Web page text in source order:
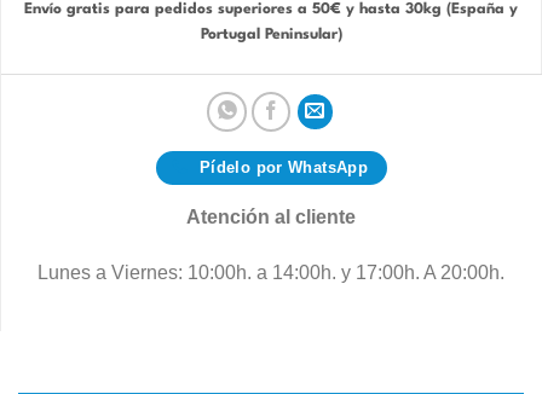
Envío gratis para pedidos superiores a 50€ y hasta 30kg (España y
Portugal Peninsular)
Pídelo por WhatsApp
Atención al cliente
Lunes a Viernes: 10:00h. a 14:00h. y 17:00h. A 20:00h.